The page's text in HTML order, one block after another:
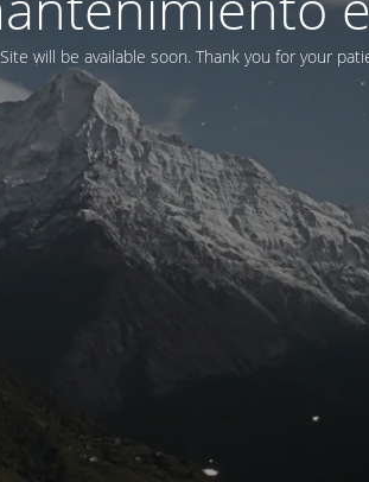
Site will be available soon. Thank you for your